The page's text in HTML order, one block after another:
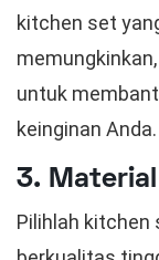
kitchen set
untuk
keinginan Anda.
3.
Pilihlah kitchen